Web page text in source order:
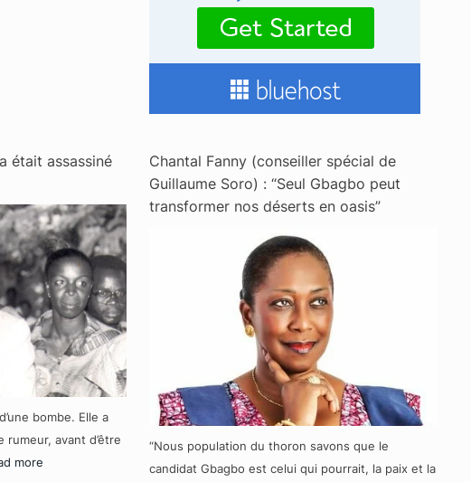
était assassiné
bombe. Elle a
rumeur, avant d’être
more
Chantal Fanny (conseiller spécial de
Guillaume Soro) : “Seul Gbagbo peut
transformer nos déserts en oasis”
“Nous population du thoron savons que le
candidat Gbagbo est celui qui pourrait, la paix et la